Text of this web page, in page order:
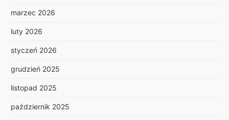
marzec 2026
luty 2026
styczeń 2026
grudzień 2025
listopad 2025
październik 2025